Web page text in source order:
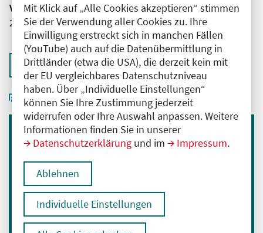
Mit Klick auf „Alle Cookies akzeptieren“ stimmen
Sie der Verwendung aller Cookies zu. Ihre
Einwilligung erstreckt sich in manchen Fällen
(YouTube) auch auf die Datenübermittlung in
Drittländer (etwa die USA), die derzeit kein mit
der EU vergleichbares Datenschutzniveau
haben. Über „Individuelle Einstellungen“
können Sie Ihre Zustimmung jederzeit
widerrufen oder Ihre Auswahl anpassen. Weitere
Informationen finden Sie in unserer
Datenschutzerklärung und im Impressum.
Ablehnen
Individuelle Einstellungen
Veranstaltungsnummer
2761102025033520007
Zurück zur Übersicht
Immer informiert bleiben
Melden Sie sich für unseren Newsletter an:
E-Mail-Adresse eingeben
Anmelden